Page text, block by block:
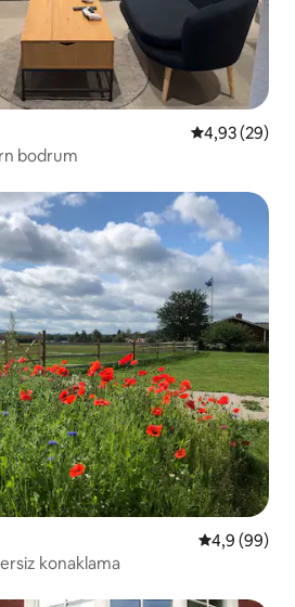
5 üzerinden
4,93 (29)
bodrum
5 üzerinden
4,9 (99)
konaklama